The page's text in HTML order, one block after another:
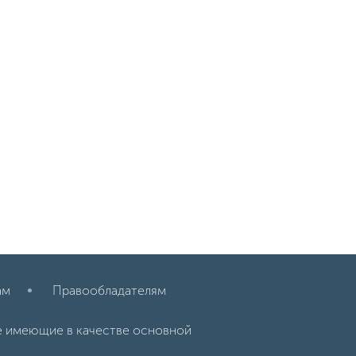
Правообладателям
имеющие в качестве основной